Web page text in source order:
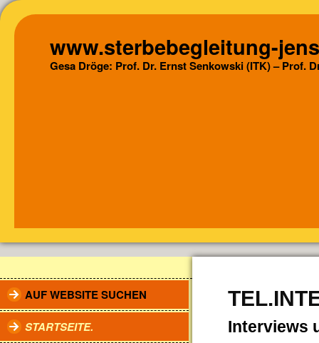
www.sterbebegleitung-
Gesa Dröge: Prof. Dr. Ernst Senkowski (ITK) – Prof.
AUF WEBSITE SUCHEN
STARTSEITE.
Interviews